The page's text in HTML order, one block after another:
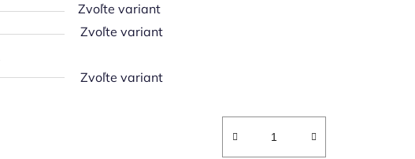
Zvoľte variant
Zvoľte variant
Zvoľte variant